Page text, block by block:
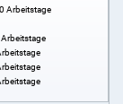
Arbeitstage